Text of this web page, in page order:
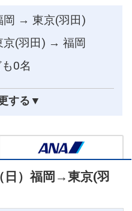
岡 → 東京(羽田)
京(羽田) → 福岡
0名
する▼
日）福岡 →東京(羽